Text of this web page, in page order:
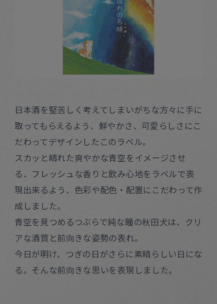
日本酒を堅苦しく考えてしまいがちな方々に手に
取ってもらえるよう、鮮やかさ、可愛らしさにこ
だわってデザインしたこのラベル。
スカッと晴れた爽やかな青空をイメージさせ
る、フレッシュな香りと飲み心地をラベルで表
現出来るよう、色彩や配色・配置にこだわって作
成しました。
青空を見つめるつぶらで純な瞳の秋田犬は、クリ
アな酒質と前向きな姿勢の表れ。
今日が明け、つぎの日がさらに素晴らしい日にな
る。そんな前向きな思いを表現しました。